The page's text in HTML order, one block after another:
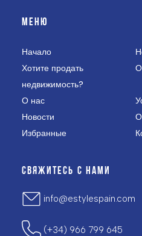
МЕНЮ
Начало
Хотите продать
недвижимость?
О
О нас
Новости
Избранные
СВЯЖИТЕСЬ С НАМИ
info@estylespain.com
(+34) 966 799 645